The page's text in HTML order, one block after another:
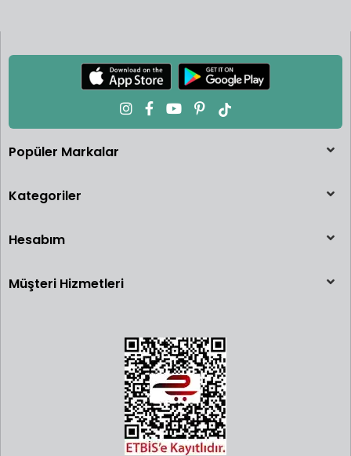
Popüler Markalar
Kategoriler
Hesabım
Müşteri Hizmetleri